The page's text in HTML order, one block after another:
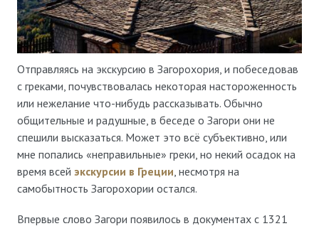
Отправляясь на экскурсию в Загорохория, и побеседовав
с греками, почувствовалась некоторая настороженность
или нежелание что-нибудь рассказывать. Обычно
общительные и радушные, в беседе о Загори они не
спешили высказаться. Может это всё субъективно, или
мне попались «неправильные» греки, но некий осадок на
время всей экскурсии в Греции , несмотря на
самобытность Загорохории остался.
Впервые слово Загори появилось в документах с 1321